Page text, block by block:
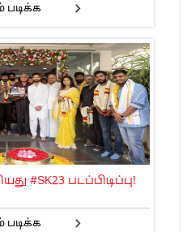
படிக்க
#SK23 படப்பிடிப்பு!
படிக்க